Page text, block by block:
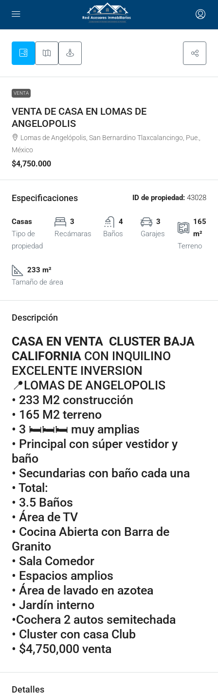
VENTA
VENTA DE CASA EN LOMAS DE
ANGELOPOLIS
Lomas de Angelópolis, San Bernardino Tlaxcalancingo, Pue.,
México
$4,750.000
Especificaciones ID de propiedad: 43028
Casas
Tipo de
propiedad
3
Recámaras
4
Baños
3
Garajes
165
m²
Terreno
233 m²
Tamaño de área
Descripción
CASA EN VENTA CLUSTER BAJA
CALIFORNIA CON INQUILINO
EXCELENTE INVERSION
📍LOMAS DE ANGELOPOLIS
• 233 M2 construcción
• 165 M2 terreno
• 3 🛏🛏🛏 muy amplias
• Principal con súper vestidor y
baño
• Secundarias con baño cada una
• Total:
• 3.5 Baños
• Área de TV
• Cocina Abierta con Barra de
Granito
• Sala Comedor
• Espacios amplios
• Área de lavado en azotea
• Jardín interno
•Cochera 2 autos semitechada
• Cluster con casa Club
• $4,750,000 venta
Detalles